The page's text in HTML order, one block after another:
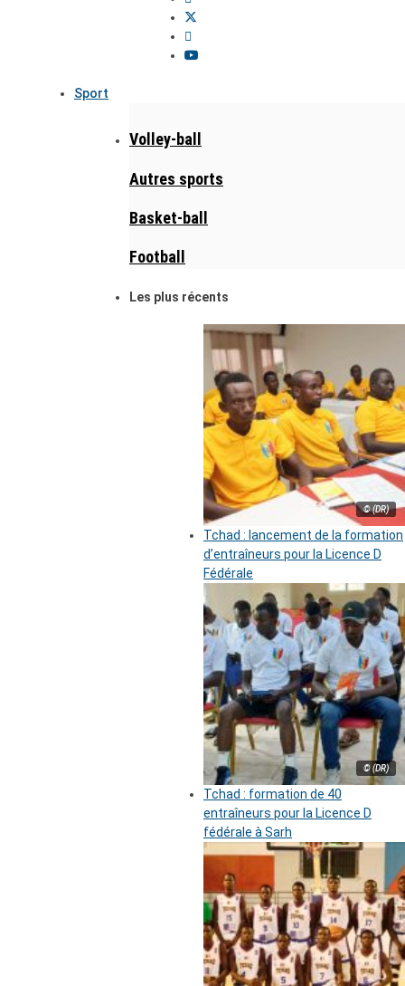
Sport
Volley-ball
Autres sports
Basket-ball
Football
Les plus récents
© (DR)
Tchad : lancement de la formation
d’entraîneurs pour la Licence D
Fédérale
© (DR)
Tchad : formation de 40
entraîneurs pour la Licence D
fédérale à Sarh